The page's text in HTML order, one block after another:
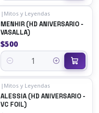
| Mitos y Leyendas
MENHIR (HD ANIVERSARIO -
VASALLA)
$500
Quantity
| Mitos y Leyendas
ALESSIA (HD ANIVERSARIO -
VC FOIL)